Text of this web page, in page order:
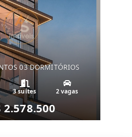
03 DORMITÓRIOS
3 suítes 2 vagas
2.578.500